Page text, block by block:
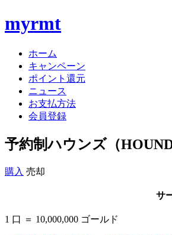
myrmt
ホーム
キャンペーン
ポイント還元
ニュース
お支払方法
会員登録
予約制ハウンズ（
購入 売却
サ
1 口 ＝ 10,000,000 ゴールド